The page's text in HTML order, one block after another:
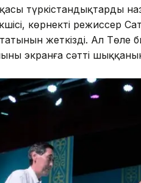
түркістандықтардың
көрнекті режиссер
жеткізді. Ал Төле
экранға сәтті